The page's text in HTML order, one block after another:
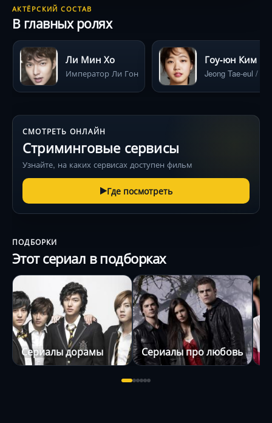
АКТЁРСКИЙ СОСТАВ
В главных ролях
Ли Мин Хо
Император Ли Гон
Гоу-юн Ким
Jeong Tae-eul /
СМОТРЕТЬ ОНЛАЙН
Стриминговые сервисы
Узнайте, на каких сервисах доступен фильм
Где посмотреть
ПОДБОРКИ
Этот сериал в подборках
Сериалы дорамы Сериалы про любовь